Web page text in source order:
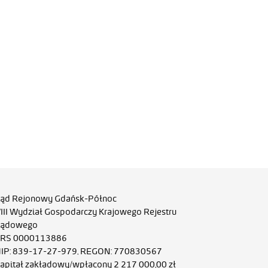
Rejonowy Gdańsk-Północ
Wydział Gospodarczy Krajowego Rejestru
0000113886
839-17-27-979, REGON: 770830567
zakładowy/wpłacony 2 217 000,00 zł